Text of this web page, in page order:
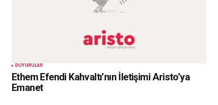
DUYURULAR
Ethem Efendi Kahvaltı’nın İletişimi Aristo’ya
Emanet